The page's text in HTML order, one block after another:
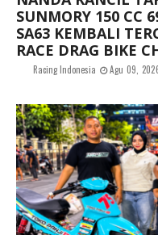
SUNMORY 150 CC
SA63 KEMBALI
RACE DRAG BIKE
Racing Indonesia Agu 09,